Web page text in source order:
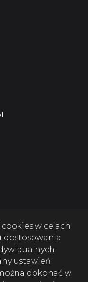
w celach
dostosowania
ustawień
dokonać w